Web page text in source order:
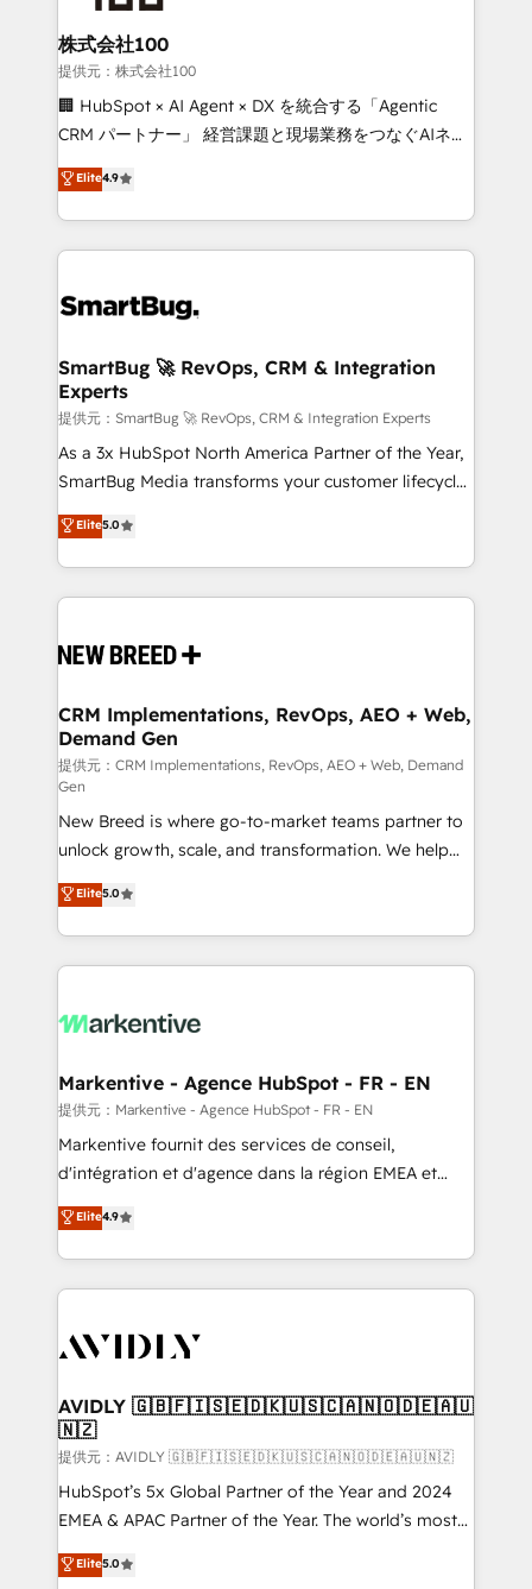
and build AI-powered workflows that drive adoption
from week one, in your time zone. What we do ➤
Onboarding: Live in weeks, with workflows built
around your business, not a template. ➤ Migration:
Move from any legacy CRM. Zero downtime, full data
run your revenue process. Sales, marketing, and
service wired together. ➤ AI and Integrations: Layer
tune-ups, feature rollouts, adoption coaching. Buying
HubSpot, switching to it, or reviving a stale portal?
We are built for the work.
株式会社100
提供元：株式会社100
🏢 HubSpot × AI Agent × DX を統合する「Agentic
CRM パートナー」 経営課題と現場業務をつなぐAIネイ
ティブ・エージェンシーとして、HubSpot Eliteの実装
力で顧客フロント業務を再設計します。 💡 100inc は何
をする会社か？ HubSpotを共通基盤に、AIエージェン
トを組み込んだ顧客フロント業務（マーケティング・営
ィブ・エージェンシーです。事業部・グループ会社・部
を、CRMを軸とした全社共通基盤に再構築します。意
思決定者・PMO・現場担当者に並走します。 1️⃣
HubSpot導入・活用支援 顧客データの一元化から、
GTMの見える化・自動化まで。全Hub統合運用、デー
タ品質設計、グループ横断のCRM統合に対応します。
の一部をAIが自律実行する組織への移行を設計・実装。
Breeze・Claude等をHubSpotと連携させ、役割定義・
革を、構想から実装・定着までPMOとして主導。「設
の統合・浸透・変革管理を実行します。 ▸ CMS戦略設
計・構築：リード獲得・CVR・SEOを前提にした情報設
計・導線設計・テンプレート設計をContent Hubで一体
提供。 ▸ 既存CRM・MAからの移行支援：Salesforce・
Marketo・Pardot等からの移行、カスタム設計、履歴
データ移行と活用設計まで。 ▸ AEO対応：ChatGPT・
ンツとサイト構造を最適化。 🏆 なぜ100incを選ぶの
か？ ✓ HubSpot Eliteパートナー認定 ✓ HubSpotアワ
ード受賞・HUGリーダー ✓ ISO27001:2022 /
HubSpot大百科 出版 CRM・AI活用に関するご相談、現
せください。
Elite4.9
SmartBug 🚀 RevOps, CRM & Integration
Experts
提供元：SmartBug 🚀 RevOps, CRM & Integration Experts
As a 3x HubSpot North America Partner of the Year,
SmartBug Media transforms your customer lifecycle
into a revenue engine. Our unified ecosystem
includes specialized divisions Globalia (AI &
Software) and Point Success Media (Paid Media),
making this the official home for all three brands. 🔄
and system integrations powered by Globalia’s
trainers to drive platform adoption. 📈 Revenue
Generation - Full-funnel marketing and high-
performance advertising via Point Success Media. -
Expert deployment of Breeze AI and custom agents
to automate growth. 🏆 Elite Excellence - 8 platform
accreditations and deep HIPAA-compliance
expertise. - A team of 250+ experts dedicated to
your resilient growth.
Elite5.0
CRM Implementations, RevOps, AEO + Web,
Demand Gen
提供元：CRM Implementations, RevOps, AEO + Web, Demand
Gen
New Breed is where go-to-market teams partner to
unlock growth, scale, and transformation. We help
companies activate HubSpot’s AI-powered
customer platform and operationalize HubSpot’s
Loop Marketing framework through expert-led
services, smart agents, and purpose-built apps,
results, fast. ⚙️CRM & RevOps: Align all Hubs to your
🎯Demand Gen & ABM: Drive pipeline with inbound,
ABM, AEO, SEO, & paid media. 👩‍💻Web Design:
Build high-performing websites with UX, messaging,
& conversion strategy that drive results. 🤖AI
AI, & maximize AEO with tailored AI services. 🧩
Integrations: Extend HubSpot with custom
Elite5.0
Markentive - Agence HubSpot - FR - EN
提供元：Markentive - Agence HubSpot - FR - EN
Markentive fournit des services de conseil,
d'intégration et d'agence dans la région EMEA et
North America. Avec plus de 115 experts en
marketing automation, Growth, Revops, CRM et
webdesign. Markentive is both a consulting firm, a
digital agency and an integrator. With over 115
CRM and webdesign (We focus on EMEA - USA
Elite4.9
AVIDLY 🇬🇧🇫🇮🇸🇪🇩🇰🇺🇸🇨🇦🇳🇴🇩🇪🇦🇺
🇳🇿
提供元：AVIDLY 🇬🇧🇫🇮🇸🇪🇩🇰🇺🇸🇨🇦🇳🇴🇩🇪🇦🇺🇳🇿
HubSpot’s 5x Global Partner of the Year and 2024
EMEA & APAC Partner of the Year. The world’s most
experienced and fully accredited HubSpot Solutions
Partner. 🚀 With 2,750+ HubSpot projects delivered
Elite5.0